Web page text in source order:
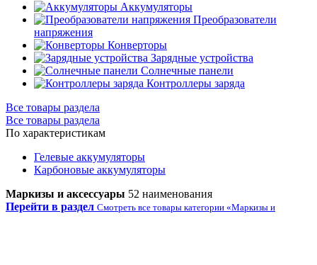
Аккумуляторы
Преобразователи
напряжения
Конверторы
Зарядные устройства
Солнечные панели
Контроллеры заряда
Все товары раздела
Все товары раздела
По характеристикам
Гелевые аккумуляторы
Карбоновые аккумуляторы
Маркизы и аксессуары 52 наименования
Перейти в раздел Смотреть все товары категории «Маркизы и